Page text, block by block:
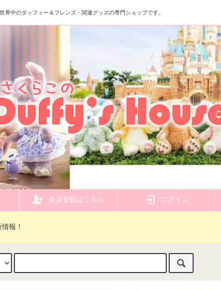
界中のダッフィー＆フレンズ・関連グッズの専門ショップです。
会員登録はこちら ログイン
報！